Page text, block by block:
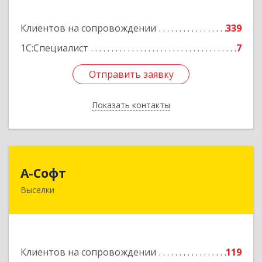
Клиентов на сопровождении
339
1С:Специалист
7
Отправить заявку
Показать контакты
Отправить заявку
Назад
А-Софт
Выселки
Клиентов на сопровождении
119
353100, Краснодарский край, Выселковский